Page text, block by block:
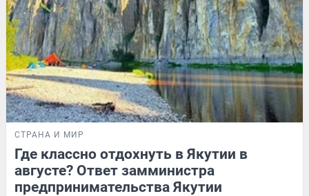
СТРАНА И МИР
Где классно отдохнуть в Якутии в
августе? Ответ замминистра
предпринимательства Якутии